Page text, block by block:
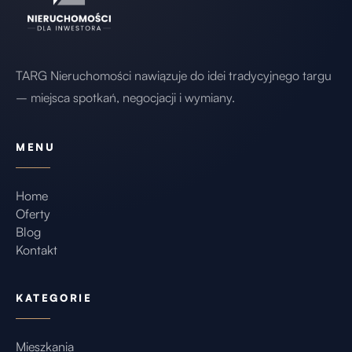
mieszkań wydzielonych w kamienicy lub
Istotnym atutem jest brak wymogu zapewnienia
liczby miejsc parkingowych jak w przypadku nowej
Elastyczność projektowa i swoboda aranżacji
Projekt przewiduje możliwość wybicia dodatkowych
okien w budynku głównym od strony podwórka
oraz w oficynie. Pozwala to na lepsze doświetlenie
przyszłych lokali oraz większą swobodę w
projektowaniu układów mieszkań i funkcji.
TARG Nieruchomości nawiązuje do idei tradycyjnego targu
– miejsca spotkań, negocjacji i wymiany.
MENU
Home
Oferty
Blog
Kontakt
KATEGORIE
Mieszkania